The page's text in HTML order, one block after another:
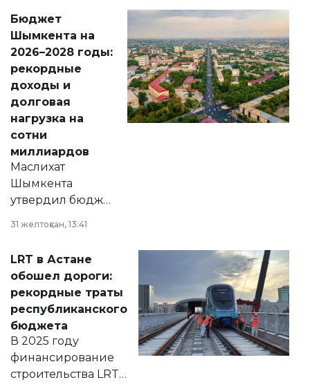
народу
Венесуэлы.
Бюджет
Шымкента на
2026–2028 годы:
рекордные
доходы и
долговая
нагрузка на
сотни
миллиардов
Маслихат
Шымкента
утвердил бюджет
2028 годы.
документ
появился в базе
нормативных
правовых актов и
на сайте маслихат
города.
31 желтоқсан, 13:41
LRT в Астане
обошел дороги:
рекордные траты
республиканского
бюджета
В 2025 году
финансирование
строительства LRT